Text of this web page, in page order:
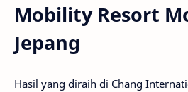
Mobility Resort
Jepang
Hasil yang diraih di Chang